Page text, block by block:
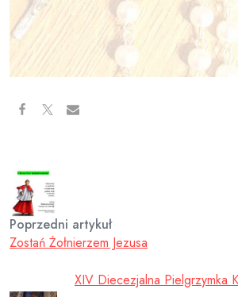
Poprzedni artykuł
Zostań Żołnierzem Jezusa
XIV Diecezjalna Pielgrzymka